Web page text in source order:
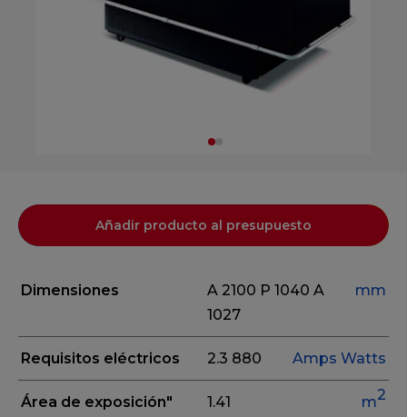
Añadir producto al presupuesto
Dimensiones A 2100 P 1040 A
1027
mm
Requisitos eléctricos 2.3 880 Amps Watts
Área de exposición" 1.41 m2